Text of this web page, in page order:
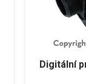
Digitální